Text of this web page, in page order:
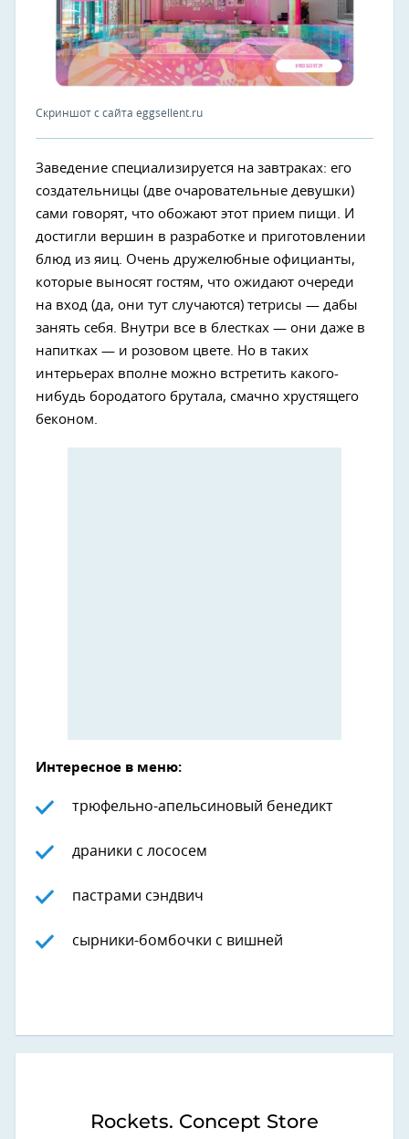
Скриншот с сайта eggsellent.ru
Заведение специализируется на завтраках: его
создательницы (две очаровательные девушки)
сами говорят, что обожают этот прием пищи. И
достигли вершин в разработке и приготовлении
блюд из яиц. Очень дружелюбные официанты,
которые выносят гостям, что ожидают очереди
на вход (да, они тут случаются) тетрисы — дабы
занять себя. Внутри все в блестках — они даже в
напитках — и розовом цвете. Но в таких
интерьерах вполне можно встретить какого-
нибудь бородатого брутала, смачно хрустящего
беконом.
Интересное в меню:
трюфельно-апельсиновый бенедикт
драники с лососем
пастрами сэндвич
сырники-бомбочки с вишней
Rockets. Concept Store